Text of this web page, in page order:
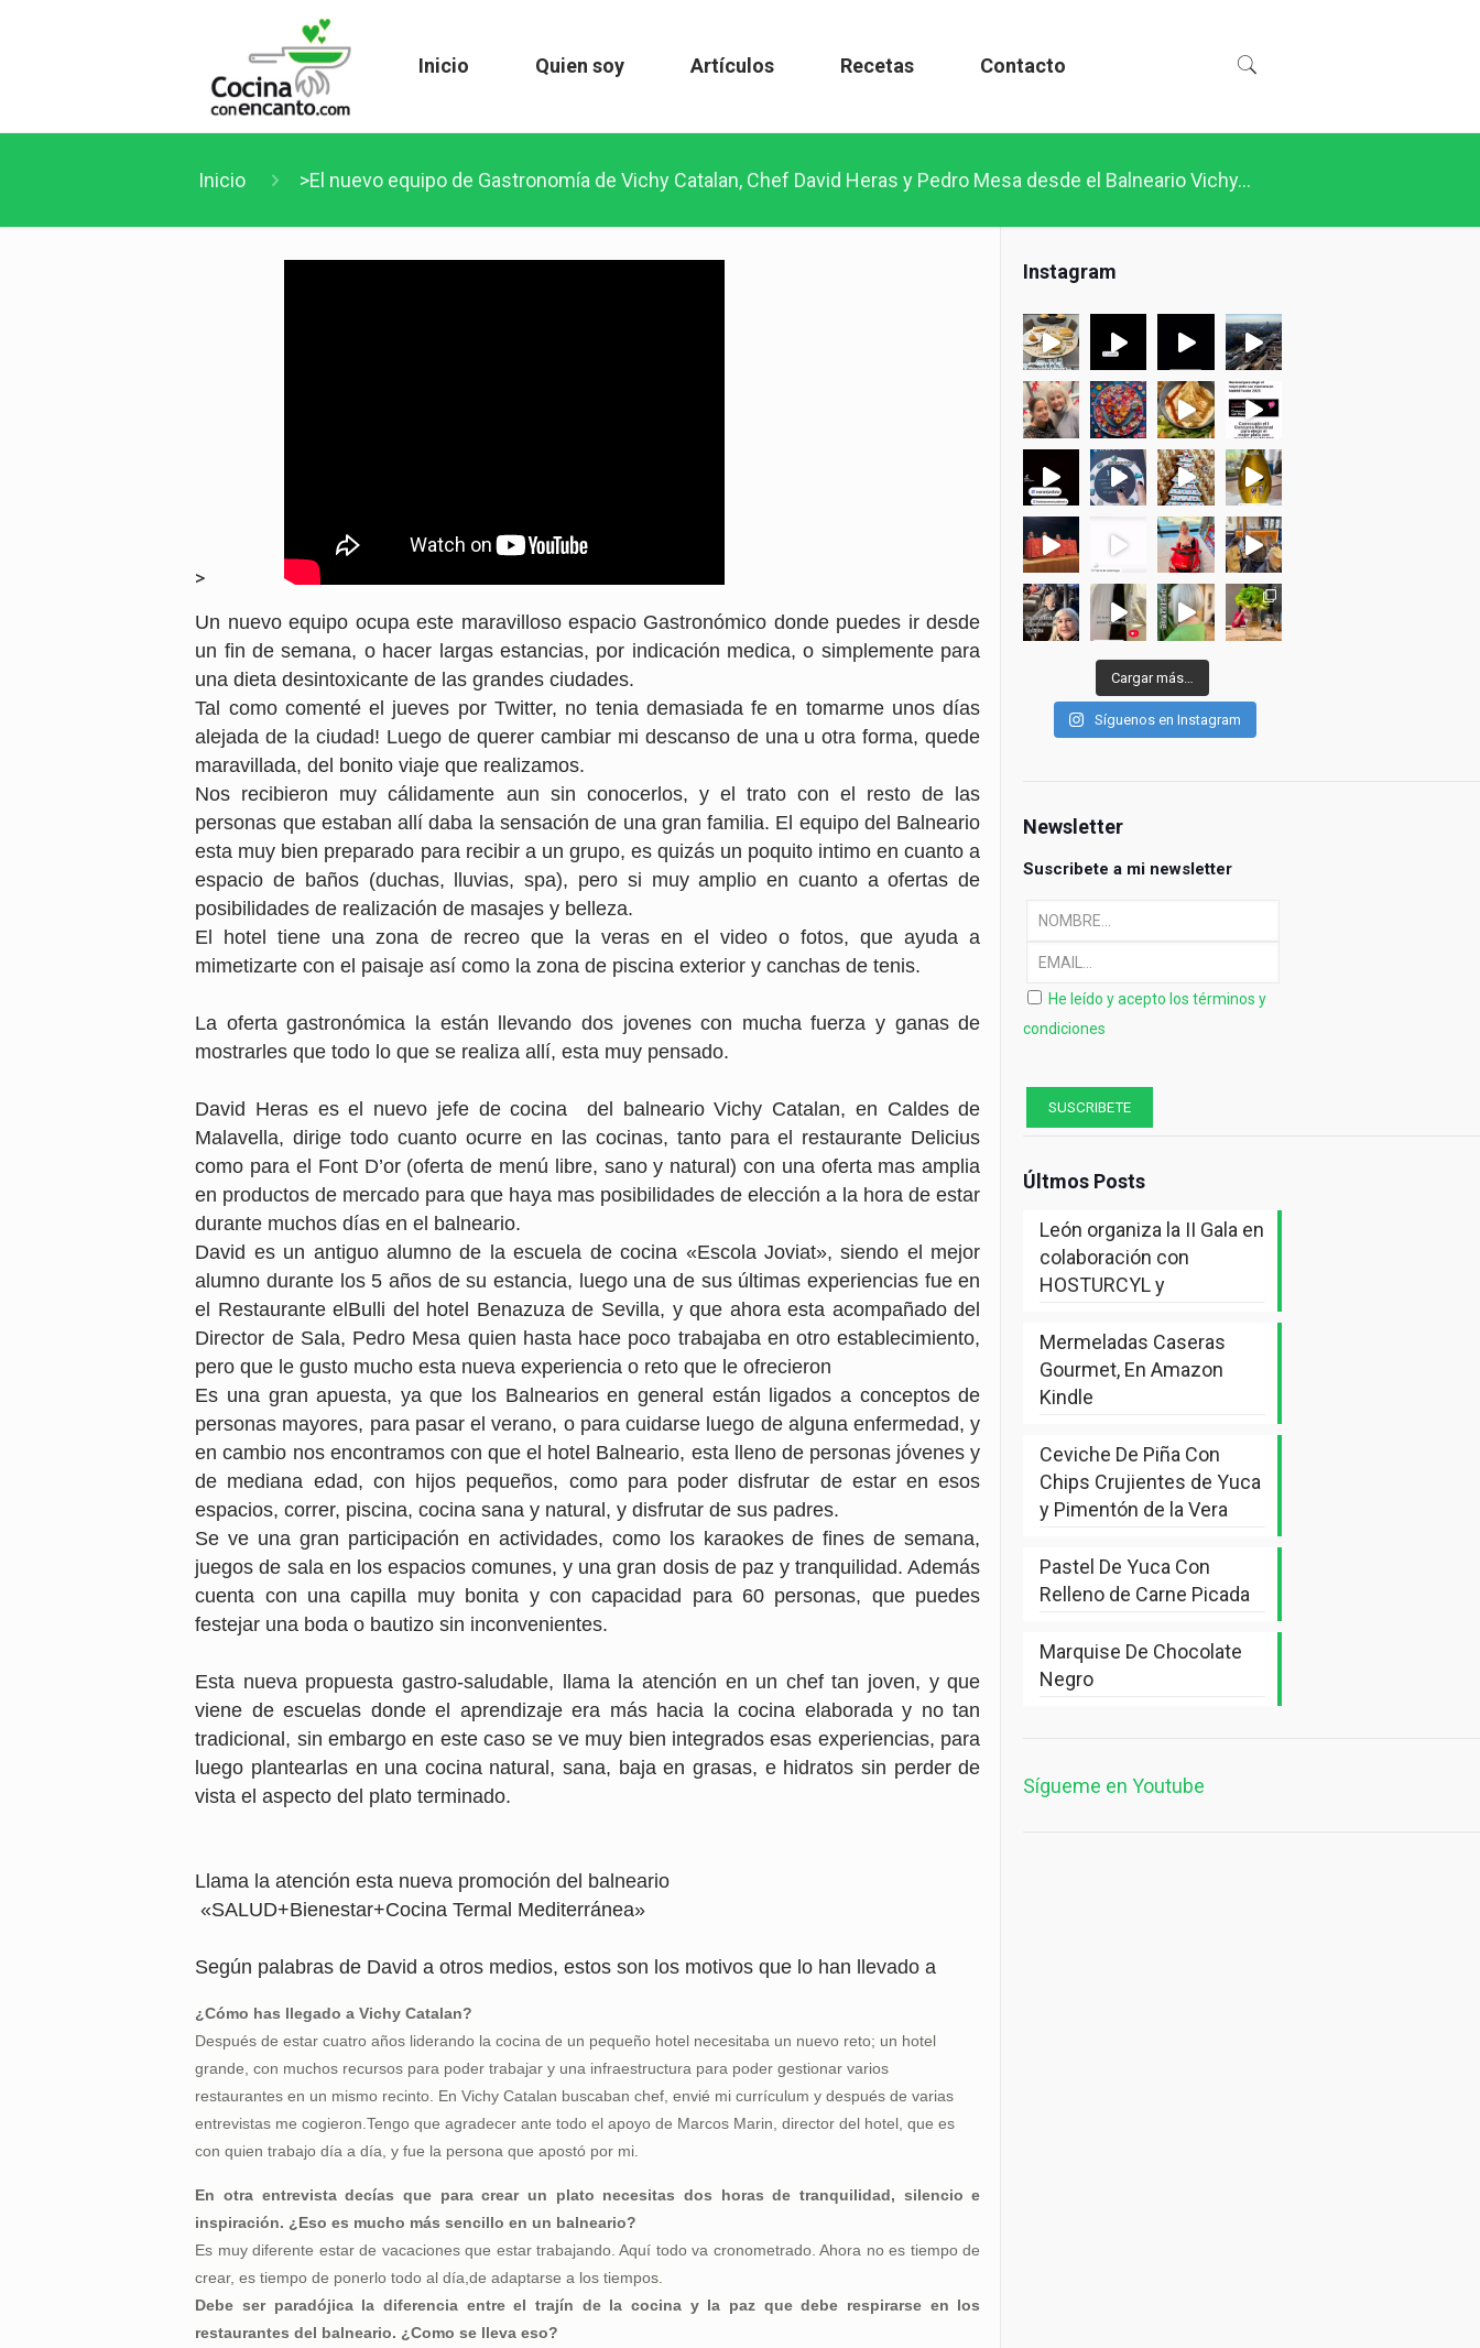
Inicio Quien soy Artículos Recetas Contacto
Inicio >El nuevo equipo de Gastronomía de Vichy Catalan, Chef David Heras y Pedro Mesa desde el Balneario Vichy…
>
Un nuevo equipo ocupa este maravilloso espacio Gastronómico donde puedes ir desde
un fin de semana, o hacer largas estancias, por indicación medica, o simplemente para
una dieta desintoxicante de las grandes ciudades.
Tal como comenté el jueves por Twitter, no tenia demasiada fe en tomarme unos días
alejada de la ciudad! Luego de querer cambiar mi descanso de una u otra forma, quede
maravillada, del bonito viaje que realizamos.
Nos recibieron muy cálidamente aun sin conocerlos, y el trato con el resto de las
personas que estaban allí daba la sensación de una gran familia. El equipo del Balneario
esta muy bien preparado para recibir a un grupo, es quizás un poquito intimo en cuanto a
espacio de baños (duchas, lluvias, spa), pero si muy amplio en cuanto a ofertas de
posibilidades de realización de masajes y belleza.
El hotel tiene una zona de recreo que la veras en el video o fotos, que ayuda a
mimetizarte con el paisaje así como la zona de piscina exterior y canchas de tenis.
La oferta gastronómica la están llevando dos jovenes con mucha fuerza y ganas de
mostrarles que todo lo que se realiza allí, esta muy pensado.
David Heras es el nuevo jefe de cocina del balneario Vichy Catalan, en Caldes de
Malavella, dirige todo cuanto ocurre en las cocinas, tanto para el restaurante Delicius
como para el Font D’or (oferta de menú libre, sano y natural) con una oferta mas amplia
en productos de mercado para que haya mas posibilidades de elección a la hora de estar
durante muchos días en el balneario.
David es un antiguo alumno de la escuela de cocina «Escola Joviat», siendo el mejor
alumno durante los 5 años de su estancia, luego una de sus últimas experiencias fue en
el Restaurante elBulli del hotel Benazuza de Sevilla, y que ahora esta acompañado del
Director de Sala, Pedro Mesa quien hasta hace poco trabajaba en otro establecimiento,
pero que le gusto mucho esta nueva experiencia o reto que le ofrecieron
Es una gran apuesta, ya que los Balnearios en general están ligados a conceptos de
personas mayores, para pasar el verano, o para cuidarse luego de alguna enfermedad, y
en cambio nos encontramos con que el hotel Balneario, esta lleno de personas jóvenes y
de mediana edad, con hijos pequeños, como para poder disfrutar de estar en esos
espacios, correr, piscina, cocina sana y natural, y disfrutar de sus padres.
Se ve una gran participación en actividades, como los karaokes de fines de semana,
juegos de sala en los espacios comunes, y una gran dosis de paz y tranquilidad. Además
cuenta con una capilla muy bonita y con capacidad para 60 personas, que puedes
festejar una boda o bautizo sin inconvenientes.
Esta nueva propuesta gastro-saludable, llama la atención en un chef tan joven, y que
viene de escuelas donde el aprendizaje era más hacia la cocina elaborada y no tan
tradicional, sin embargo en este caso se ve muy bien integrados esas experiencias, para
luego plantearlas en una cocina natural, sana, baja en grasas, e hidratos sin perder de
vista el aspecto del plato terminado.
Llama la atención esta nueva promoción del balneario
«SALUD+Bienestar+Cocina Termal Mediterránea»
Según palabras de David a otros medios, estos son los motivos que lo han llevado a
¿Cómo has llegado a Vichy Catalan?
Después de estar cuatro años liderando la cocina de un pequeño hotel necesitaba un nuevo reto; un hotel
grande, con muchos recursos para poder trabajar y una infraestructura para poder gestionar varios
restaurantes en un mismo recinto. En Vichy Catalan buscaban chef, envié mi currículum y después de varias
entrevistas me cogieron.Tengo que agradecer ante todo el apoyo de Marcos Marin, director del hotel, que es
con quien trabajo día a día, y fue la persona que apostó por mi.
En otra entrevista decías que para crear un plato necesitas dos horas de tranquilidad, silencio e
inspiración. ¿Eso es mucho más sencillo en un balneario?
Es muy diferente estar de vacaciones que estar trabajando. Aquí todo va cronometrado. Ahora no es tiempo de
crear, es tiempo de ponerlo todo al día,de adaptarse a los tiempos.
Debe ser paradójica la diferencia entre el trajín de la cocina y la paz que debe respirarse en los
restaurantes del balneario. ¿Como se lleva eso?
Instagram
Cargar más…
Síguenos en Instagram
Newsletter
Suscribete a mi newsletter
He leído y acepto los términos y
condiciones
Últmos Posts
León organiza la II Gala en
colaboración con
HOSTURCYL y
Mermeladas Caseras
Gourmet, En Amazon
Kindle
Ceviche De Piña Con
Chips Crujientes de Yuca
y Pimentón de la Vera
Pastel De Yuca Con
Relleno de Carne Picada
Marquise De Chocolate
Negro
Sígueme en Youtube